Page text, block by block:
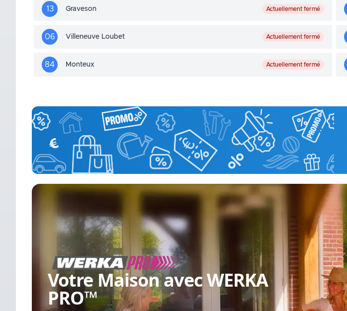
13 Graveson Actuellement fermé
06 Villeneuve Loubet Actuellement fermé
84 Monteux Actuellement fermé
Votre Maison avecWERKA
PRO™